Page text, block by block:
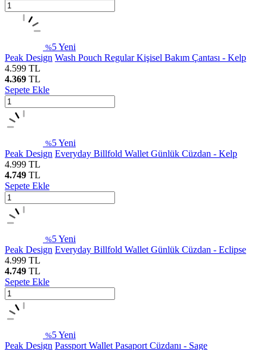
%5Yeni
Peak Design Wash Pouch Regular Kişisel Bakım Çantası - Kelp
4.599 TL
4.369 TL
Sepete Ekle
%5Yeni
Peak Design Everyday Billfold Wallet Günlük Cüzdan - Kelp
4.999 TL
4.749 TL
Sepete Ekle
%5Yeni
Peak Design Everyday Billfold Wallet Günlük Cüzdan - Eclipse
4.999 TL
4.749 TL
Sepete Ekle
%5Yeni
Peak Design Passport Wallet Pasaport Cüzdanı - Sage